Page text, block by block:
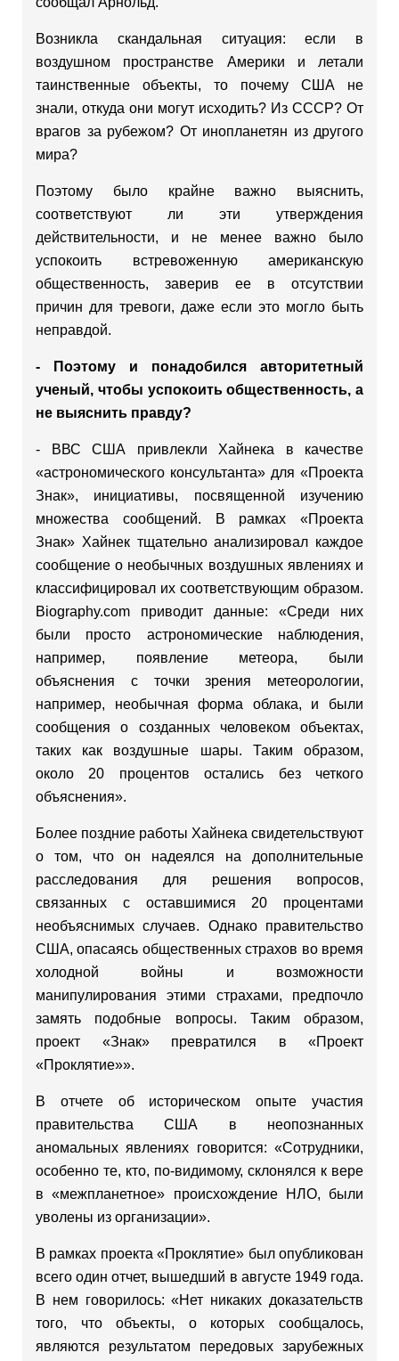
Возникла скандальная ситуация: если в
воздушном пространстве Америки и летали
таинственные объекты, то почему США не
знали, откуда они могут исходить? Из СССР? От
врагов за рубежом? От инопланетян из другого
мира?
Поэтому было крайне важно выяснить,
соответствуют ли эти утверждения
действительности, и не менее важно было
успокоить встревоженную американскую
общественность, заверив ее в отсутствии
причин для тревоги, даже если это могло быть
неправдой.
- Поэтому и понадобился авторитетный
ученый, чтобы успокоить общественность, а
не выяснить правду?
- ВВС США привлекли Хайнека в качестве
«астрономического консультанта» для «Проекта
Знак», инициативы, посвященной изучению
множества сообщений. В рамках «Проекта
Знак» Хайнек тщательно анализировал каждое
сообщение о необычных воздушных явлениях и
классифицировал их соответствующим образом.
Biography.com приводит данные: «Среди них
были просто астрономические наблюдения,
например, появление метеора, были
объяснения с точки зрения метеорологии,
например, необычная форма облака, и были
сообщения о созданных человеком объектах,
таких как воздушные шары. Таким образом,
около 20 процентов остались без четкого
объяснения».
Более поздние работы Хайнека свидетельствуют
о том, что он надеялся на дополнительные
расследования для решения вопросов,
связанных с оставшимися 20 процентами
необъяснимых случаев. Однако правительство
США, опасаясь общественных страхов во время
холодной войны и возможности
манипулирования этими страхами, предпочло
замять подобные вопросы. Таким образом,
проект «Знак» превратился в «Проект
«Проклятие»».
В отчете об историческом опыте участия
правительства США в неопознанных
аномальных явлениях говорится: «Сотрудники,
особенно те, кто, по-видимому, склонялся к вере
в «межпланетное» происхождение НЛО, были
уволены из организации».
В рамках проекта «Проклятие» был опубликован
всего один отчет, вышедший в августе 1949 года.
В нем говорилось: «Нет никаких доказательств
того, что объекты, о которых сообщалось,
являются результатом передовых зарубежных